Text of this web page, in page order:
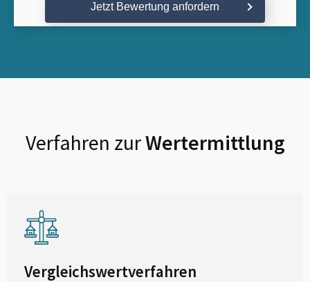
Jetzt Bewertung anfordern
Verfahren zurWertermittlung
Vergleichswertverfahren